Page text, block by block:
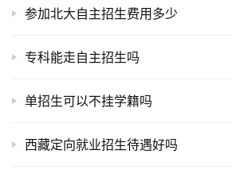
参加北大自主招生费用多少
专科能走自主招生吗
单招生可以不挂学籍吗
西藏定向就业招生待遇好吗